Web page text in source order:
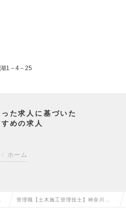
1－4－25
た求人に基づいた
めの求人
ホーム
管理職【土木施工管理技士】神奈川